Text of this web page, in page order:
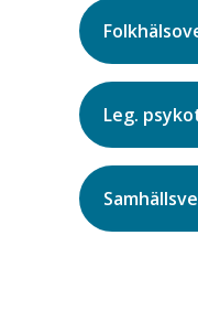
Leg.